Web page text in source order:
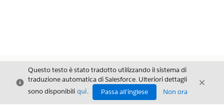
Chiudi
Questo testo è stato tradotto utilizzando il sistema di
traduzione automatica di Salesforce. Ulteriori dettagli
sono disponibili qui. Passa all'inglese Non ora
Chiudi